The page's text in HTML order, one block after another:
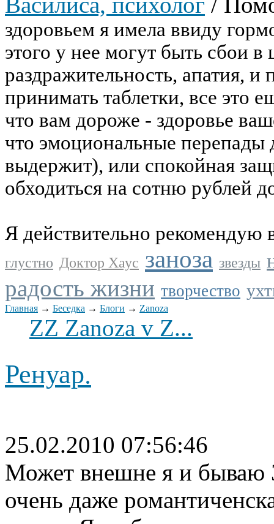
здоровьем я имела ввиду
этого у нее могут быть сбои
раздражительность, апатия,
принимать таблетки, все это
что вам дороже - здоровье
что эмоциональные перепады
выдержит), или спокойная
обходиться на сотню рублей
Я действительно рекомендую
глустно Доктор Хаус заноза звезды
радость жизни творчество
Главная → Беседка → Блоги → Zanoza
ZZ Zanoza v Z...
Ренуар.
25.02.2010 07:56:46
Может внешне я и бываю
очень даже